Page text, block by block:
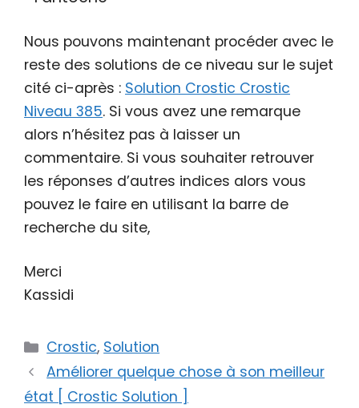
Nous pouvons maintenant procéder avec le
reste des solutions de ce niveau sur le sujet
cité ci-après : Solution Crostic Crostic
Niveau 385. Si vous avez une remarque
alors n’hésitez pas à laisser un
commentaire. Si vous souhaiter retrouver
les réponses d’autres indices alors vous
pouvez le faire en utilisant la barre de
recherche du site,
Merci
Kassidi
Catégories
Crostic, Solution
Améliorer quelque chose à son meilleur
état [ Crostic Solution ]